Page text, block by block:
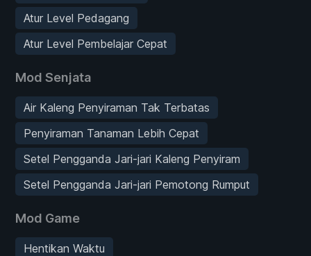
Atur Level Pedagang
Atur Level Pembelajar Cepat
Mod Senjata
Air Kaleng Penyiraman Tak Terbatas
Penyiraman Tanaman Lebih Cepat
Setel Pengganda Jari-jari Kaleng Penyiram
Setel Pengganda Jari-jari Pemotong Rumput
Mod Game
Hentikan Waktu